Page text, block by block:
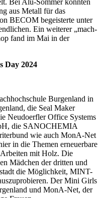
aus Metall für das
BECOM begeisterte unter
Ein weiterer „mach-
fand im Mai in der
Day 2024
Burgenland in
die Seal Maker
Neudoerfler Office Systems
die SANOCHEMIA
wie auch MonA-Net
in die Themen erneuerbare
Arbeiten mit Holz. Die
Mädchen der dritten und
die Möglichkeit, MINT-
Der Mini Girls
und MonA-Net, der